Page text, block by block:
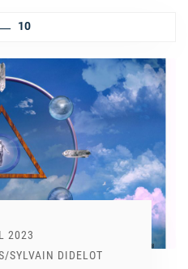
10
2023
/SYLVAIN DIDELOT